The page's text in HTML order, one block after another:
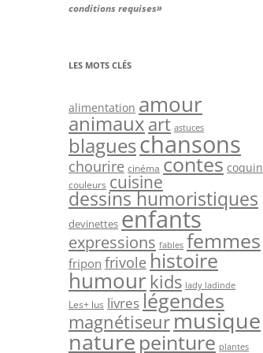
conditions requises»
LES MOTS CLÉS
alimentation amour
animauxart astuces
blagueschansons
chourire cinéma contes coquin
couleurs cuisine
dessins humoristiques
devinettes enfants
expressions fables femmes
fripon frivole histoire
humour kids lady ladinde
Les+ lus livreslégendes
magnétiseurmusique
naturepeinture plantes